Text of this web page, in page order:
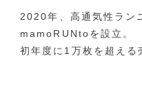
2020年、高通気性ラン
mamoRUNtoを設立。
初年度に1万枚を超える